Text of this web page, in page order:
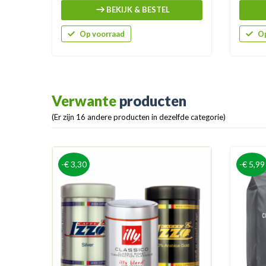
BEKIJK & BESTEL
Op voorraad
Verwante producten
(Er zijn 16 andere producten in dezelfde categorie)
-€ 3,30 -€ 5,99